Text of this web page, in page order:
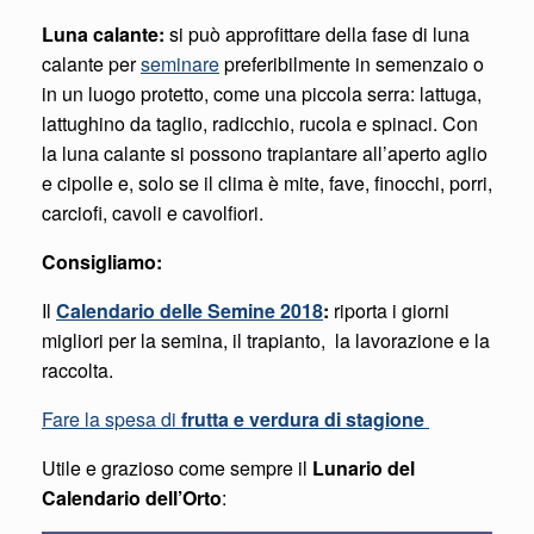
Luna calante: si può approfittare della fase di luna
calante perseminarepreferibilmente in semenzaio o
in un luogo protetto, come una piccola serra: lattuga,
lattughino da taglio, radicchio, rucola e spinaci. Con
la luna calante si possono trapiantare all’aperto aglio
e cipolle e, solo se il clima è mite, fave, finocchi, porri,
carciofi, cavoli e cavolfiori.
Consigliamo:
Il Calendario delle Semine 2018: riporta i giorni
migliori per la semina, il trapianto, la lavorazione e la
raccolta.
Fare la spesa di frutta e verdura di stagione
Utile e grazioso come sempre il Lunario del
Calendario dell’Orto: